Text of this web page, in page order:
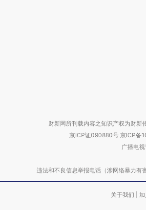
财新网所刊载内容之知识产权为财新
京ICP证090880号 京ICP备
广播电
违法和不良信息举报电话（涉网络暴力
关于我们